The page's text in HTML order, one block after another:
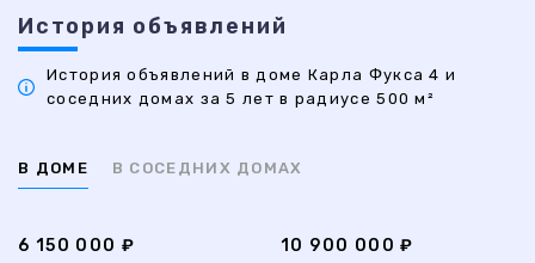
История объявлений
История объявлений в доме Карла Фукса 4 и
соседних домах за 5 лет в радиусе 500 м²
В ДОМЕ В СОСЕДНИХ ДОМАХ
6 150 000 ₽ 10 900 000 ₽